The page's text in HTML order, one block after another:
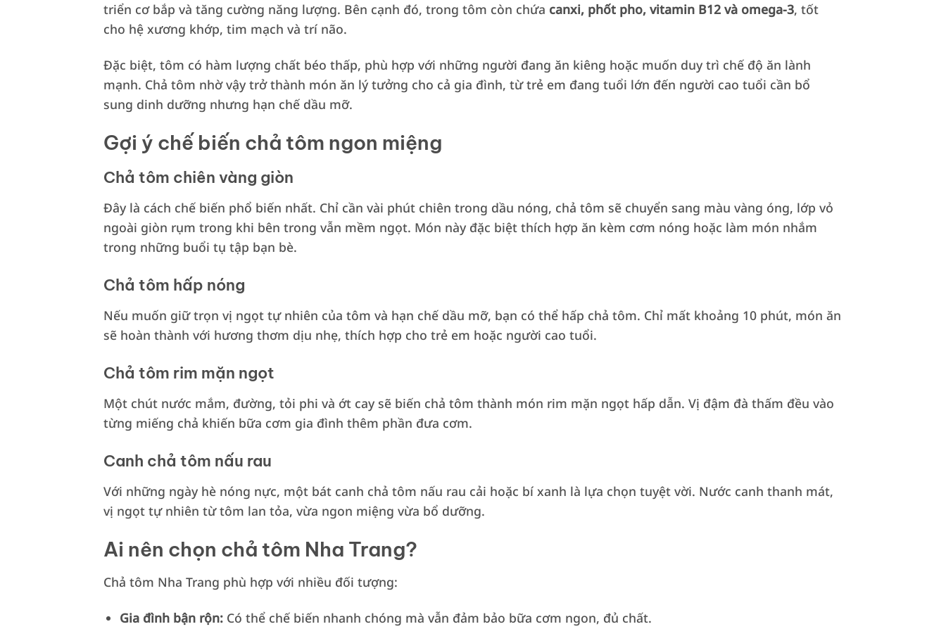
triển cơ bắp và tăng cường năng lượng. Bên cạnh đó, trong tôm còn chứa canxi, phốt pho, vitamin B12 và omega-3, tốt
cho hệ xương khớp, tim mạch và trí não.
Đặc biệt, tôm có hàm lượng chất béo thấp, phù hợp với những người đang ăn kiêng hoặc muốn duy trì chế độ ăn lành
mạnh. Chả tôm nhờ vậy trở thành món ăn lý tưởng cho cả gia đình, từ trẻ em đang tuổi lớn đến người cao tuổi cần bổ
sung dinh dưỡng nhưng hạn chế dầu mỡ.
Gợi ý chế biến chả tôm ngon miệng
Chả tôm chiên vàng giòn
Đây là cách chế biến phổ biến nhất. Chỉ cần vài phút chiên trong dầu nóng, chả tôm sẽ chuyển sang màu vàng óng, lớp vỏ
ngoài giòn rụm trong khi bên trong vẫn mềm ngọt. Món này đặc biệt thích hợp ăn kèm cơm nóng hoặc làm món nhắm
trong những buổi tụ tập bạn bè.
Chả tôm hấp nóng
Nếu muốn giữ trọn vị ngọt tự nhiên của tôm và hạn chế dầu mỡ, bạn có thể hấp chả tôm. Chỉ mất khoảng 10 phút, món ăn
sẽ hoàn thành với hương thơm dịu nhẹ, thích hợp cho trẻ em hoặc người cao tuổi.
Chả tôm rim mặn ngọt
Một chút nước mắm, đường, tỏi phi và ớt cay sẽ biến chả tôm thành món rim mặn ngọt hấp dẫn. Vị đậm đà thấm đều vào
từng miếng chả khiến bữa cơm gia đình thêm phần đưa cơm.
Canh chả tôm nấu rau
Với những ngày hè nóng nực, một bát canh chả tôm nấu rau cải hoặc bí xanh là lựa chọn tuyệt vời. Nước canh thanh mát,
vị ngọt tự nhiên từ tôm lan tỏa, vừa ngon miệng vừa bổ dưỡng.
Ai nên chọn chả tôm Nha Trang?
Chả tôm Nha Trang phù hợp với nhiều đối tượng:
Gia đình bận rộn:Có thể chế biến nhanh chóng mà vẫn đảm bảo bữa cơm ngon, đủ chất.